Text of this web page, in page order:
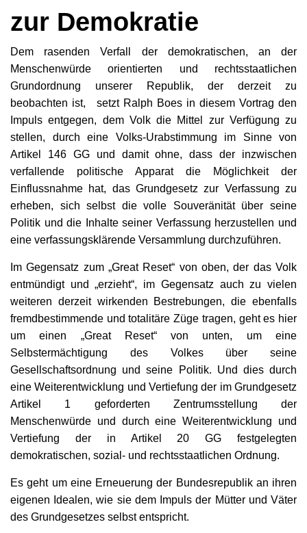
zur Demokratie
Dem rasenden Verfall der demokratischen, an der
Menschenwürde orientierten und rechtsstaatlichen
Grundordnung unserer Republik, der derzeit zu
beobachten ist, setzt Ralph Boes in diesem Vortrag den
Impuls entgegen, dem Volk die Mittel zur Verfügung zu
stellen, durch eine Volks-Urabstimmung im Sinne von
Artikel 146 GG und damit ohne, dass der inzwischen
verfallende politische Apparat die Möglichkeit der
Einflussnahme hat, das Grundgesetz zur Verfassung zu
erheben, sich selbst die volle Souveränität über seine
Politik und die Inhalte seiner Verfassung herzustellen und
eine verfassungsklärende Versammlung durchzuführen.
Im Gegensatz zum „Great Reset“ von oben, der das Volk
entmündigt und „erzieht“, im Gegensatz auch zu vielen
weiteren derzeit wirkenden Bestrebungen, die ebenfalls
fremdbestimmende und totalitäre Züge tragen, geht es hier
um einen „Great Reset“ von unten, um eine
Selbstermächtigung des Volkes über seine
Gesellschaftsordnung und seine Politik. Und dies durch
eine Weiterentwicklung und Vertiefung der im Grundgesetz
Artikel 1 geforderten Zentrumsstellung der
Menschenwürde und durch eine Weiterentwicklung und
Vertiefung der in Artikel 20 GG festgelegten
demokratischen, sozial- und rechtsstaatlichen Ordnung.
Es geht um eine Erneuerung der Bundesrepublik an ihren
eigenen Idealen, wie sie dem Impuls der Mütter und Väter
des Grundgesetzes selbst entspricht.